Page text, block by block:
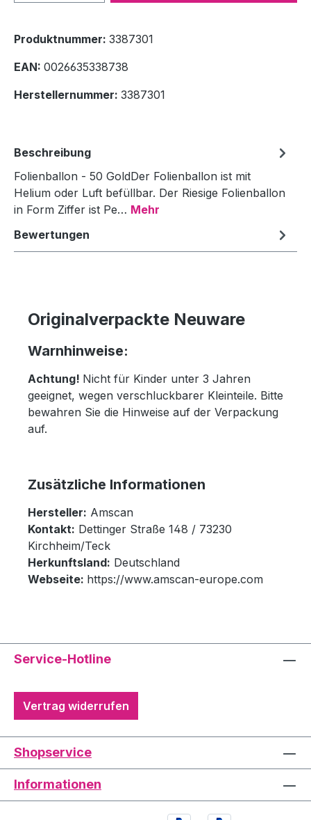
Produktnummer: 3387301
EAN: 0026635338738
Herstellernummer: 3387301
Beschreibung
Folienballon - 50 GoldDer Folienballon ist mit
Helium oder Luft befüllbar. Der Riesige Folienballon
in Form Ziffer ist Pe… Mehr
Bewertungen
Originalverpackte Neuware
Warnhinweise:
Achtung! Nicht für Kinder unter 3 Jahren
geeignet, wegen verschluckbarer Kleinteile. Bitte
bewahren Sie die Hinweise auf der Verpackung
auf.
Zusätzliche Informationen
Hersteller: Amscan
Kontakt: Dettinger Straße 148 / 73230
Kirchheim/Teck
Herkunftsland: Deutschland
Webseite: https://www.amscan-europe.com
Service-Hotline
Vertrag widerrufen
Shopservice
Informationen